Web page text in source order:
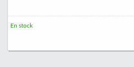
En stock